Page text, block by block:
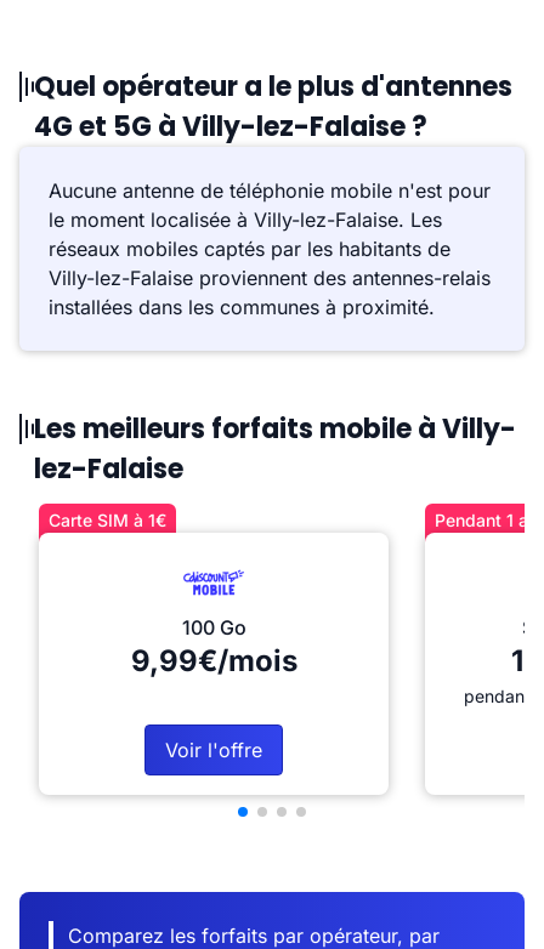
Quel opérateur a le plus d'antennes
4G et 5G à Villy-lez-Falaise ?
Aucune antenne de téléphonie mobile n'est pour
le moment localisée à Villy-lez-Falaise. Les
réseaux mobiles captés par les habitants de
Villy-lez-Falaise proviennent des antennes-relais
installées dans les communes à proximité.
Les meilleurs forfaits mobile à Villy-
lez-Falaise
Carte SIM à 1€
100 Go
9,99€/mois
Voir l'offre
Pendant 1
pendant
Comparez les forfaits par opérateur, par